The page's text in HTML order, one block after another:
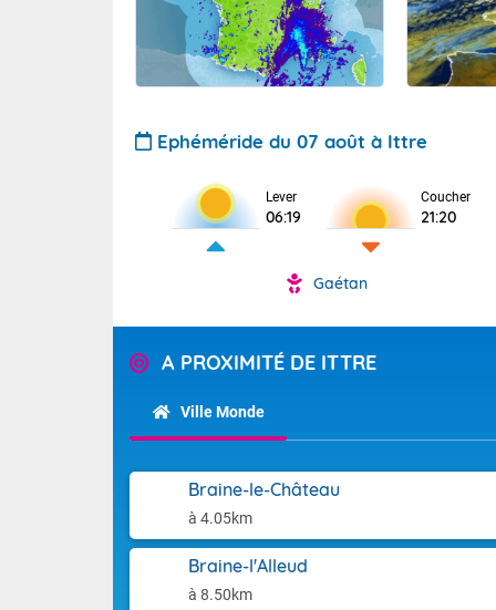
Ephéméride du 07 août à Ittre
Lever
06:19
Coucher
21:20
Gaétan
A PROXIMITÉ DE ITTRE
Ville Monde
Braine-le-Château
à 4.05km
Braine-l'Alleud
à 8.50km